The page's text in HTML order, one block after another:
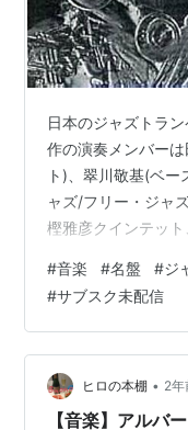
日本のジャズトラ
作の演奏メンバー
ト)、翠川敬基(ベ
ャズ/フリー・ジ
樫雅彦クインテッ
響を受けた人物。
1955年のアメリカ
では不良たちが集
を生徒に聴かせよ
その名盤レコードた
れ、窓から投げ捨
#音楽 #名盤 #ジ
#サブスク未配信
ヒロの本棚 • 2年
【音楽】アルバ